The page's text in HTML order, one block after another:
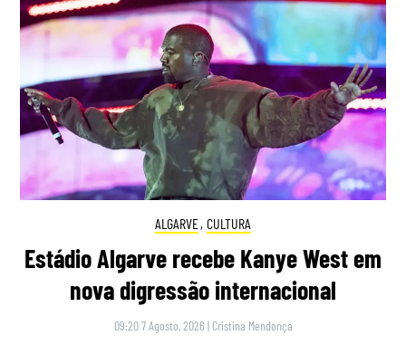
ALGARVE, CULTURA
Estádio Algarve recebe Kanye West em
nova digressão internacional
09:20 7 Agosto, 2026 | Cristina Mendonça